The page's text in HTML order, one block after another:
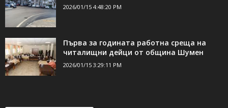
2026/01/15 4:48:20 PM
Първа за годината работна среща на
читалищни дейци от община Шумен
2026/01/15 3:29:11 PM